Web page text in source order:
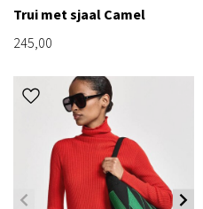
Trui met sjaal Camel
245,00